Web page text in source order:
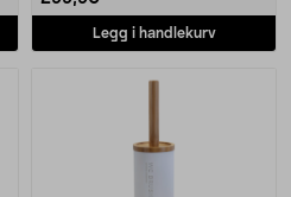
Legg i handlekurv